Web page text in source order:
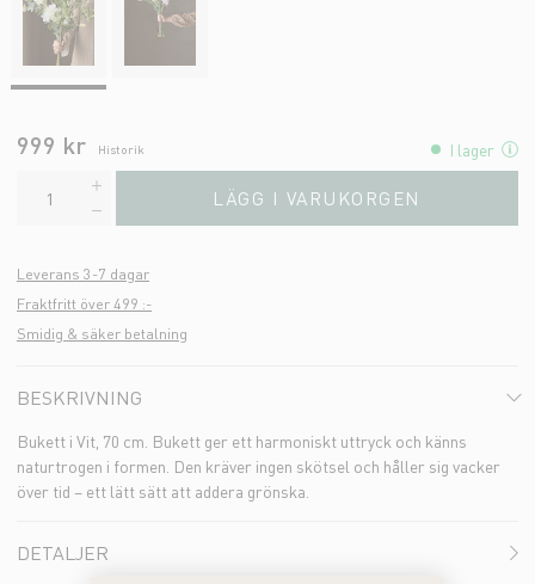
999 kr Historik I lager
LÄGG I VARUKORGEN
Leverans 3-7 dagar
Fraktfritt över 499 :-
Smidig & säker betalning
BESKRIVNING
Bukett i Vit, 70 cm. Bukett ger ett harmoniskt uttryck och känns
naturtrogen i formen. Den kräver ingen skötsel och håller sig vacker
över tid – ett lätt sätt att addera grönska.
DETALJER